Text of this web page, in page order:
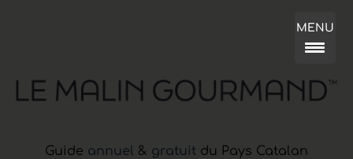
MENU
Guide annuel & gratuit du Pays Catalan